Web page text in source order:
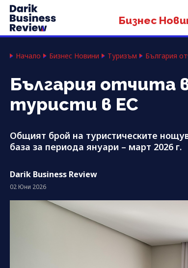
Бизнес
Начало Бизнес Новини Туризъм България
България отчита
туристи в ЕС
Общият брой на туристическите
база за периода януари – март 2026 г.
Darik Business Review
02 Юни 2026